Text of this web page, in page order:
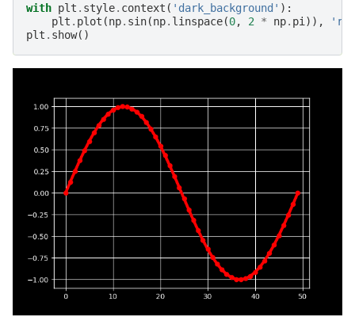
with plt . style. context ( 'dark_background' ):
plt . plot (np. sin(np. linspace(0, 2 * np. pi )),
'r-
plt . show()